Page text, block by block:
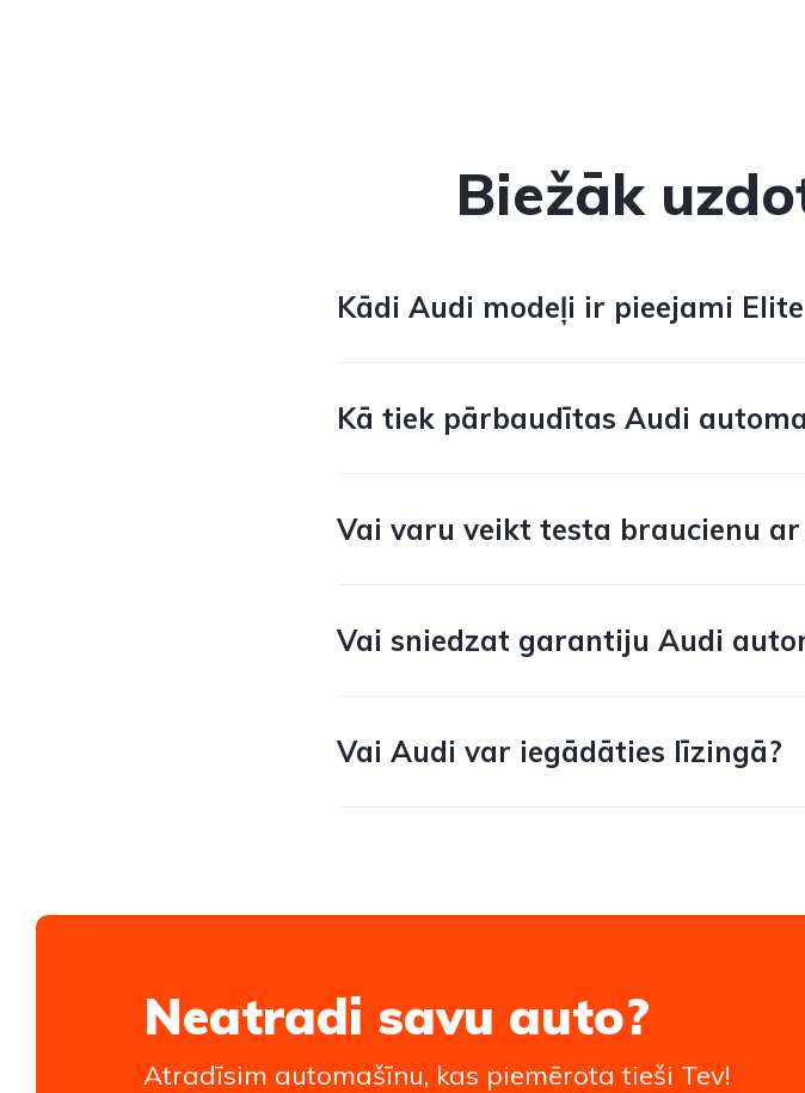
Biežāk
Kādi Audi modeļi ir pieejami
Kā tiek pārbaudītas Audi
Vai varu veikt testa braucienu ar
Vai sniedzat garantiju Audi
Vai Audi var iegādāties līzingā?
Neatradi savu auto?
Atradīsim automašīnu, kas piemērota tieši Tev!